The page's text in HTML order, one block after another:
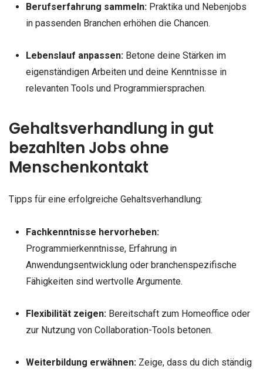
Berufserfahrung sammeln:Praktika und Nebenjobs
in passenden Branchen erhöhen die Chancen.
Lebenslauf anpassen:Betone deine Stärken im
eigenständigen Arbeiten und deine Kenntnisse in
relevanten Tools und Programmiersprachen.
Gehaltsverhandlung in gut
bezahlten Jobs ohne
Menschenkontakt
Tipps für eine erfolgreiche Gehaltsverhandlung:
Fachkenntnisse hervorheben:
Programmierkenntnisse, Erfahrung in
Anwendungsentwicklung oder branchenspezifische
Fähigkeiten sind wertvolle Argumente.
Flexibilität zeigen:Bereitschaft zum Homeoffice oder
zur Nutzung von Collaboration-Tools betonen.
Weiterbildung erwähnen:Zeige, dass du dich ständig